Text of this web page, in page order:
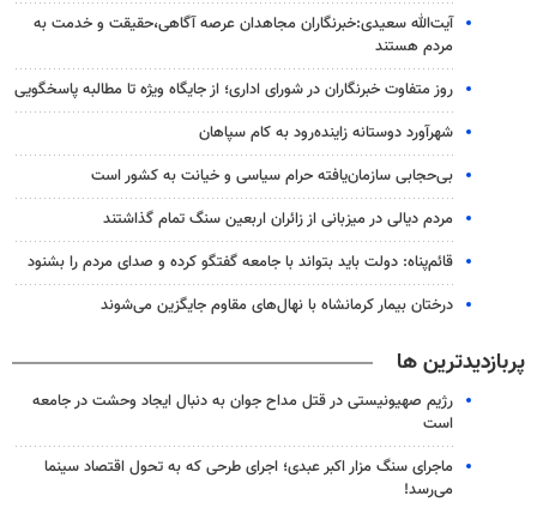
آیت‌الله سعیدی:خبرنگاران مجاهدان عرصه آگاهی،حقیقت و خدمت به
مردم هستند
روز متفاوت خبرنگاران در شورای اداری؛ از جایگاه ویژه تا مطالبه پاسخگویی
شهرآورد دوستانه زاینده‌رود به کام سپاهان
بی‌حجابی سازمان‌یافته حرام سیاسی و خیانت به کشور است
مردم دیالی در میزبانی از زائران اربعین سنگ تمام گذاشتند
قائم‌پناه: دولت باید بتواند با جامعه گفتگو کرده و صدای مردم را بشنود
درختان بیمار کرمانشاه با نهال‌های مقاوم جایگزین می‌شوند
پربازدیدترین ها
رژیم صهیونیستی در قتل مداح جوان به دنبال ایجاد وحشت در جامعه
است
ماجرای سنگ مزار اکبر عبدی؛ اجرای طرحی که به تحول اقتصاد سینما
می‌رسد!